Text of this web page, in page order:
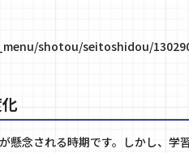
shotou/seitoshidou/
懸念される時期です。しかし、学